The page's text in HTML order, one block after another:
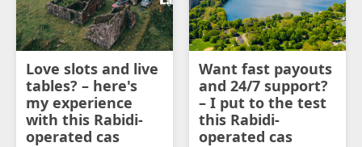
Love slots and live
tables? – here's
my experience
with this Rabidi-
operated cas
Want fast payouts
and 24/7 support?
– I put to the test
this Rabidi-
operated cas